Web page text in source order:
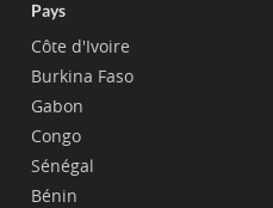
Pays
Côte d'Ivoire
Burkina Faso
Gabon
Congo
Sénégal
Bénin